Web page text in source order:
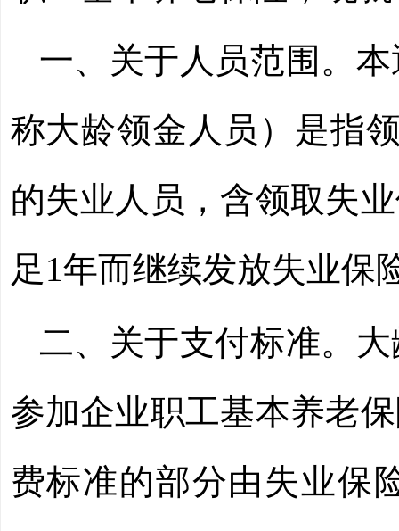
一、关于人员范围。
称大龄领金人员）是指
的失业人员，含领取失
足1年而继续发放失业保
二、关于支付标准。
参加企业职工基本养老
费标准的部分由失业保